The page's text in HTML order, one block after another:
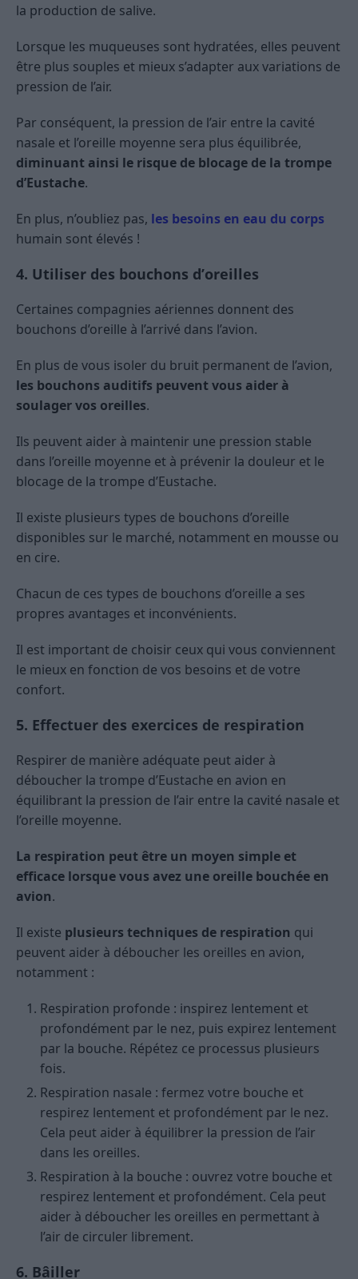
la production de salive.
Lorsque les muqueuses sont hydratées, elles peuvent
être plus souples et mieux s’adapter aux variations de
pression de l’air.
Par conséquent, la pression de l’air entre la cavité
nasale et l’oreille moyenne sera plus équilibrée,
diminuant ainsi le risque de blocage de la trompe
d’Eustache.
En plus, n’oubliez pas, les besoins en eau du corps
humain sont élevés !
4. Utiliser des bouchons d’oreilles
Certaines compagnies aériennes donnent des
bouchons d’oreille à l’arrivé dans l’avion.
En plus de vous isoler du bruit permanent de l’avion,
les bouchons auditifs peuvent vous aider à
soulager vos oreilles.
Ils peuvent aider à maintenir une pression stable
dans l’oreille moyenne et à prévenir la douleur et le
blocage de la trompe d’Eustache.
Il existe plusieurs types de bouchons d’oreille
disponibles sur le marché, notamment en mousse ou
en cire.
Chacun de ces types de bouchons d’oreille a ses
propres avantages et inconvénients.
Il est important de choisir ceux qui vous conviennent
le mieux en fonction de vos besoins et de votre
confort.
5. Effectuer des exercices de respiration
Respirer de manière adéquate peut aider à
déboucher la trompe d’Eustache en avion en
équilibrant la pression de l’air entre la cavité nasale et
l’oreille moyenne.
La respiration peut être un moyen simple et
efficace lorsque vous avez une oreille bouchée en
avion.
Il existe plusieurs techniques de respiration qui
peuvent aider à déboucher les oreilles en avion,
notamment :
Respiration profonde : inspirez lentement et
profondément par le nez, puis expirez lentement
par la bouche. Répétez ce processus plusieurs
fois.
Respiration nasale : fermez votre bouche et
respirez lentement et profondément par le nez.
Cela peut aider à équilibrer la pression de l’air
dans les oreilles.
Respiration à la bouche : ouvrez votre bouche et
respirez lentement et profondément. Cela peut
aider à déboucher les oreilles en permettant à
l’air de circuler librement.
6. Bâiller